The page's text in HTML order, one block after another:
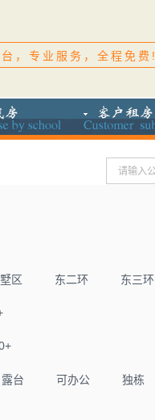
，专业服务，全程免费!
区 东二环 东三环
露台 可办公 独栋